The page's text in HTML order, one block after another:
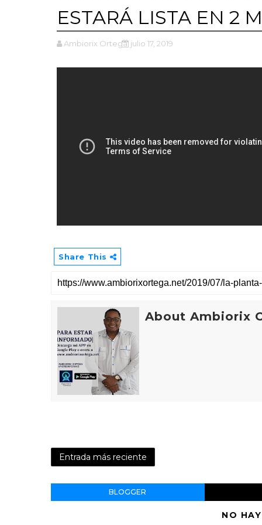
ESTARÁ LISTA EN 2
Ambiorix Ortega julio 17, 2019
Share This
About Ambiorix
Entrada más reciente
BLOGGER
NO